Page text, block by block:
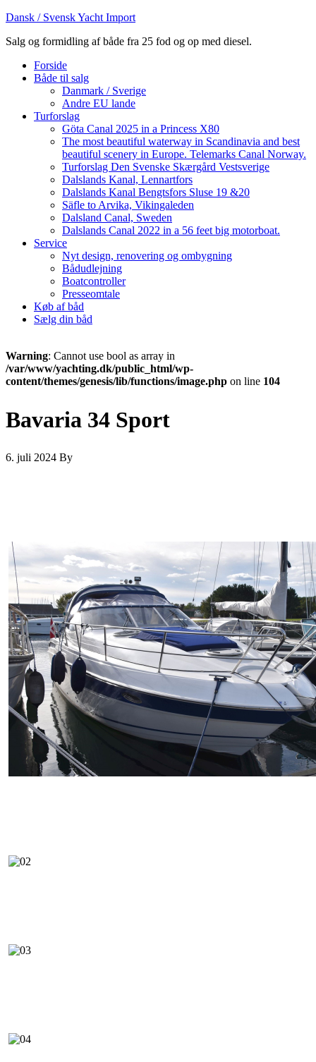
Dansk / Svensk Yacht Import
Salg og formidling af både fra 25 fod og op med diesel.
Forside
Både til salg
Danmark / Sverige
Andre EU lande
Turforslag
Göta Canal 2025 in a Princess X80
The most beautiful waterway in Scandinavia and best
beautiful scenery in Europe. Telemarks Canal Norway.
Turforslag Den Svenske Skærgård Vestsverige
Dalslands Kanal, Lennartfors
Dalslands Kanal Bengtsfors Sluse 19 &20
Säfle to Arvika, Vikingaleden
Dalsland Canal, Sweden
Dalslands Canal 2022 in a 56 feet big motorboat.
Service
Nyt design, renovering og ombygning
Bådudlejning
Boatcontroller
Presseomtale
Køb af båd
Sælg din båd
Warning: Cannot use bool as array in
/var/www/yachting.dk/public_html/wp-
content/themes/genesis/lib/functions/image.php on line 104
Bavaria 34 Sport
6. juli 2024 By